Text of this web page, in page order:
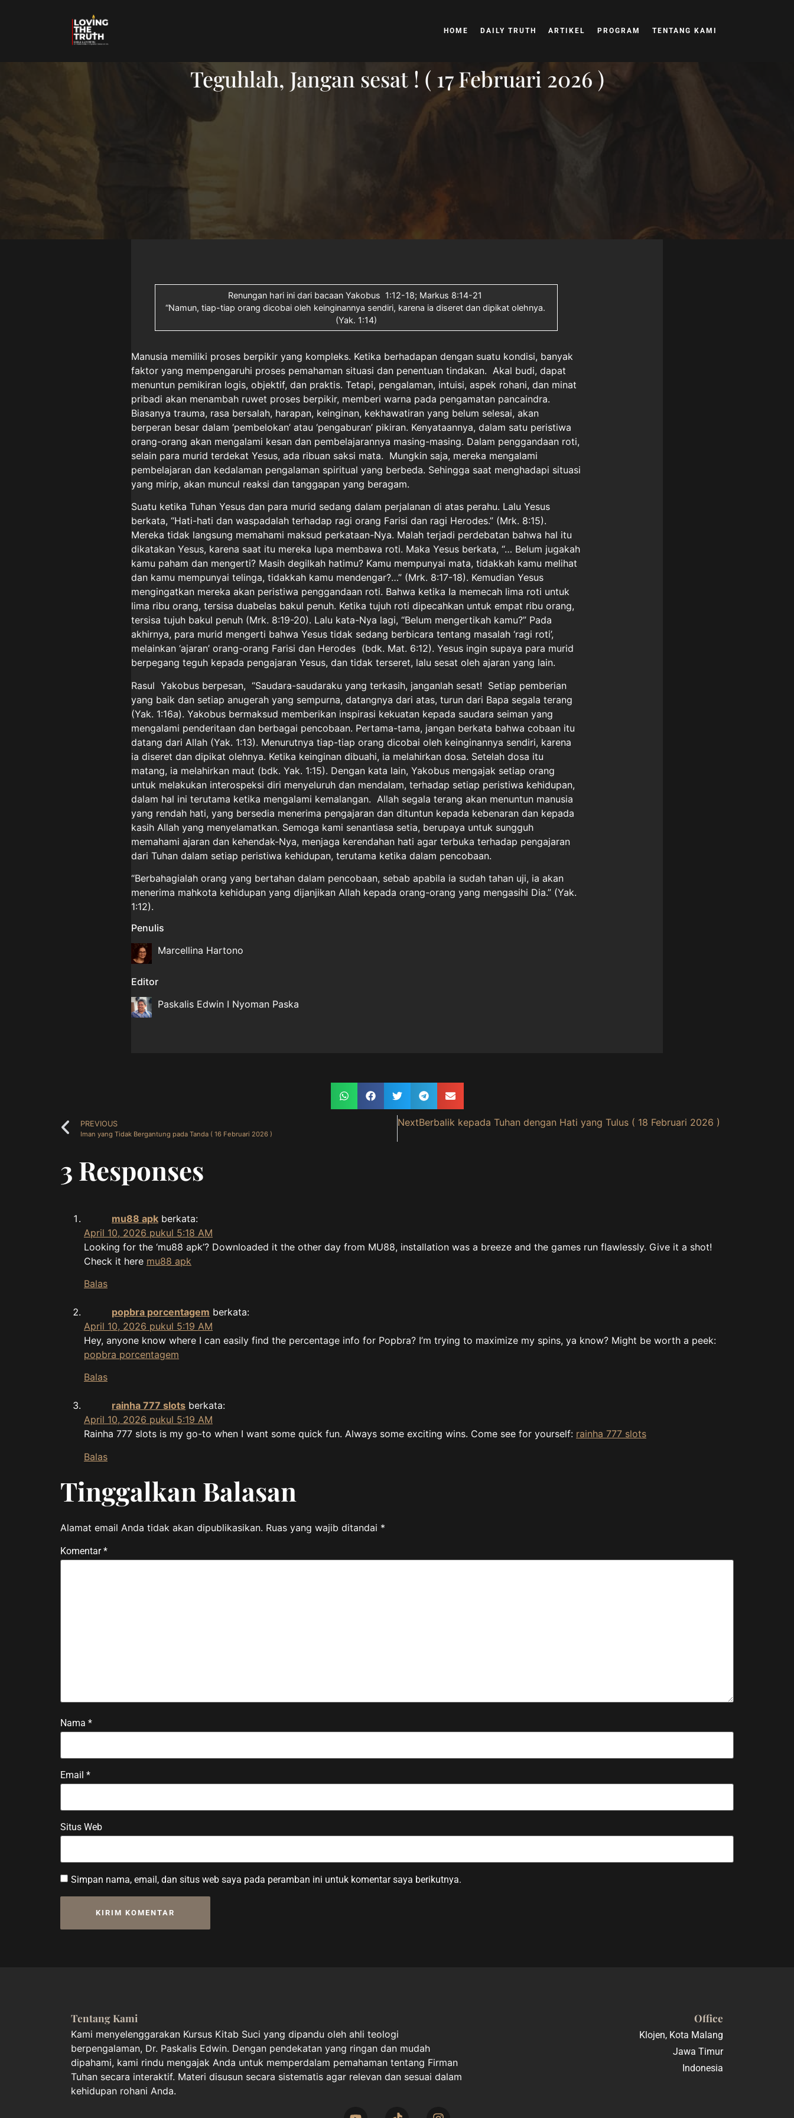
HOME DAILY TRUTH ARTIKEL PROGRAM TENTANG KAMI
Teguhlah, Jangan sesat ! ( 17 Februari 2026 )
Renungan hari ini dari bacaan Yakobus 1:12-18; Markus 8:14-21
“Namun, tiap-tiap orang dicobai oleh keinginannya sendiri, karena ia diseret dan dipikat olehnya.
(Yak. 1:14)
Manusia memiliki proses berpikir yang kompleks. Ketika berhadapan dengan suatu kondisi, banyak
faktor yang mempengaruhi proses pemahaman situasi dan penentuan tindakan. Akal budi, dapat
menuntun pemikiran logis, objektif, dan praktis. Tetapi, pengalaman, intuisi, aspek rohani, dan minat
pribadi akan menambah ruwet proses berpikir, memberi warna pada pengamatan pancaindra.
Biasanya trauma, rasa bersalah, harapan, keinginan, kekhawatiran yang belum selesai, akan
berperan besar dalam ‘pembelokan’ atau ‘pengaburan’ pikiran. Kenyataannya, dalam satu peristiwa
orang-orang akan mengalami kesan dan pembelajarannya masing-masing. Dalam penggandaan roti,
selain para murid terdekat Yesus, ada ribuan saksi mata. Mungkin saja, mereka mengalami
pembelajaran dan kedalaman pengalaman spiritual yang berbeda. Sehingga saat menghadapi situasi
yang mirip, akan muncul reaksi dan tanggapan yang beragam.
Suatu ketika Tuhan Yesus dan para murid sedang dalam perjalanan di atas perahu. Lalu Yesus
berkata, “Hati-hati dan waspadalah terhadap ragi orang Farisi dan ragi Herodes.” (Mrk. 8:15).
Mereka tidak langsung memahami maksud perkataan-Nya. Malah terjadi perdebatan bahwa hal itu
dikatakan Yesus, karena saat itu mereka lupa membawa roti. Maka Yesus berkata, “… Belum jugakah
kamu paham dan mengerti? Masih degilkah hatimu? Kamu mempunyai mata, tidakkah kamu melihat
dan kamu mempunyai telinga, tidakkah kamu mendengar?…” (Mrk. 8:17-18). Kemudian Yesus
mengingatkan mereka akan peristiwa penggandaan roti. Bahwa ketika Ia memecah lima roti untuk
lima ribu orang, tersisa duabelas bakul penuh. Ketika tujuh roti dipecahkan untuk empat ribu orang,
tersisa tujuh bakul penuh (Mrk. 8:19-20). Lalu kata-Nya lagi, “Belum mengertikah kamu?” Pada
akhirnya, para murid mengerti bahwa Yesus tidak sedang berbicara tentang masalah ‘ragi roti’,
melainkan ‘ajaran’ orang-orang Farisi dan Herodes (bdk. Mat. 6:12). Yesus ingin supaya para murid
berpegang teguh kepada pengajaran Yesus, dan tidak terseret, lalu sesat oleh ajaran yang lain.
Rasul Yakobus berpesan, “Saudara-saudaraku yang terkasih, janganlah sesat! Setiap pemberian
yang baik dan setiap anugerah yang sempurna, datangnya dari atas, turun dari Bapa segala terang
(Yak. 1:16a). Yakobus bermaksud memberikan inspirasi kekuatan kepada saudara seiman yang
mengalami penderitaan dan berbagai pencobaan. Pertama-tama, jangan berkata bahwa cobaan itu
datang dari Allah (Yak. 1:13). Menurutnya tiap-tiap orang dicobai oleh keinginannya sendiri, karena
ia diseret dan dipikat olehnya. Ketika keinginan dibuahi, ia melahirkan dosa. Setelah dosa itu
matang, ia melahirkan maut (bdk. Yak. 1:15). Dengan kata lain, Yakobus mengajak setiap orang
untuk melakukan interospeksi diri menyeluruh dan mendalam, terhadap setiap peristiwa kehidupan,
dalam hal ini terutama ketika mengalami kemalangan. Allah segala terang akan menuntun manusia
yang rendah hati, yang bersedia menerima pengajaran dan dituntun kepada kebenaran dan kepada
kasih Allah yang menyelamatkan. Semoga kami senantiasa setia, berupaya untuk sungguh
memahami ajaran dan kehendak-Nya, menjaga kerendahan hati agar terbuka terhadap pengajaran
dari Tuhan dalam setiap peristiwa kehidupan, terutama ketika dalam pencobaan.
“Berbahagialah orang yang bertahan dalam pencobaan, sebab apabila ia sudah tahan uji, ia akan
menerima mahkota kehidupan yang dijanjikan Allah kepada orang-orang yang mengasihi Dia.” (Yak.
1:12).
Penulis
Marcellina Hartono
Editor
Paskalis Edwin I Nyoman Paska
PREVIOUS
Iman yang Tidak Bergantung pada Tanda ( 16 Februari 2026 )
NextBerbalik kepada Tuhan dengan Hati yang Tulus ( 18 Februari 2026 )
3 Responses
mu88 apk berkata:
April 10, 2026 pukul 5:18 AM
Looking for the ‘mu88 apk’? Downloaded it the other day from MU88, installation was a breeze and the games run flawlessly. Give it a shot!
Check it here mu88 apk
Balas
popbra porcentagem berkata:
April 10, 2026 pukul 5:19 AM
Hey, anyone know where I can easily find the percentage info for Popbra? I’m trying to maximize my spins, ya know? Might be worth a peek:
popbra porcentagem
Balas
rainha 777 slots berkata:
April 10, 2026 pukul 5:19 AM
Rainha 777 slots is my go-to when I want some quick fun. Always some exciting wins. Come see for yourself: rainha 777 slots
Balas
Tinggalkan Balasan
Alamat email Anda tidak akan dipublikasikan. Ruas yang wajib ditandai *
Komentar*
Nama *
Email *
Situs Web
Simpan nama, email, dan situs web saya pada peramban ini untuk komentar saya berikutnya.
Tentang Kami
Kami menyelenggarakan Kursus Kitab Suci yang dipandu oleh ahli teologi
berpengalaman, Dr. Paskalis Edwin. Dengan pendekatan yang ringan dan mudah
dipahami, kami rindu mengajak Anda untuk memperdalam pemahaman tentang Firman
Tuhan secara interaktif. Materi disusun secara sistematis agar relevan dan sesuai dalam
kehidupan rohani Anda.
Office
Klojen, Kota Malang
Jawa Timur
Indonesia